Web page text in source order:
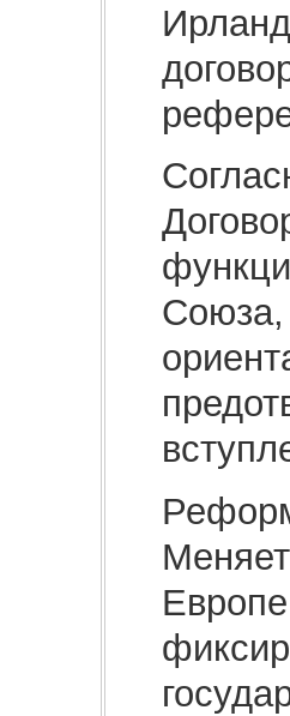
Союза,